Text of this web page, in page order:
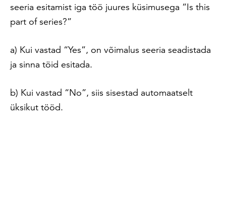
seeria esitamist iga töö juures küsimusega “Is this
part of series?”
a) Kui vastad “Yes”, on võimalus seeria seadistada
ja sinna töid esitada.
b) Kui vastad “No”, siis sisestad automaatselt
üksikut tööd.